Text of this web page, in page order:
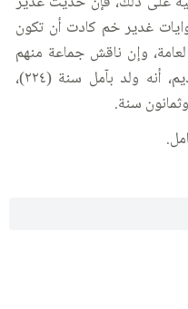
غدير خم كادت أن تكون
وإن ناقش جماعة منهم
فيدلالتها، وكيف كان، فعن ابن النديم، أنه ولد بآمل سنة (٢٢٤)،